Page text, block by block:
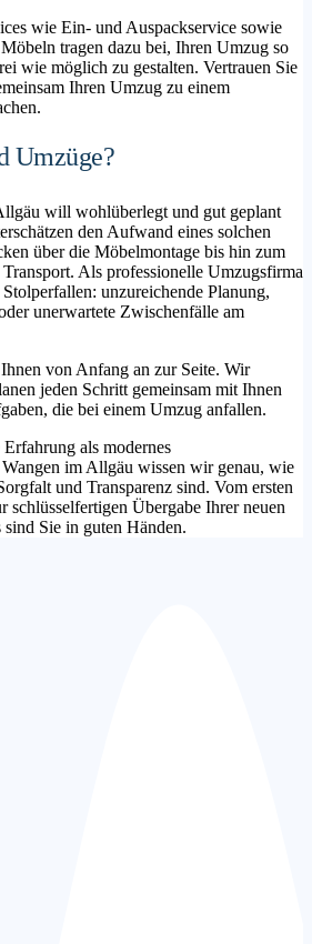
wie Ein- und Auspackservice sowie
tragen dazu bei, Ihren Umzug so
wie möglich zu gestalten. Vertrauen Sie
Ihren Umzug zu einem
Umzüge?
will wohlüberlegt und gut geplant
den Aufwand eines solchen
über die Möbelmontage bis hin zum
Als professionelle Umzugsfirma
unzureichende Planung,
unerwartete Zwischenfälle am
von Anfang an zur Seite. Wir
jeden Schritt gemeinsam mit Ihnen
die bei einem Umzug anfallen.
als modernes
im Allgäu wissen wir genau, wie
und Transparenz sind. Vom ersten
schlüsselfertigen Übergabe Ihrer neuen
Sie in guten Händen.